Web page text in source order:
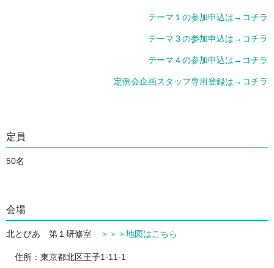
テーマ１の参加申込は→コチラ
テーマ３の参加申込は→コチラ
テーマ４の参加申込は→コチラ
定例会企画スタッフ専用登録は→コチラ
定員
50名
会場
北とぴあ 第１研修室 ＞＞＞地図はこちら
住所：東京都北区王子1-11-1